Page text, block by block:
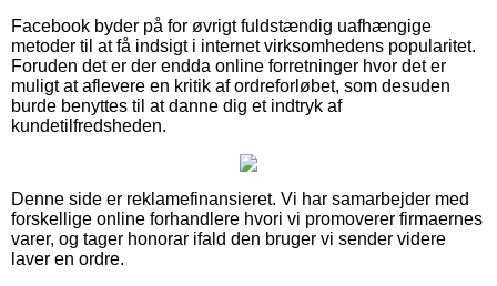
Facebook byder på for øvrigt fuldstændig uafhængige
metoder til at få indsigt i internet virksomhedens popularitet.
Foruden det er der endda online forretninger hvor det er
muligt at aflevere en kritik af ordreforløbet, som desuden
burde benyttes til at danne dig et indtryk af
kundetilfredsheden.
Denne side er reklamefinansieret. Vi har samarbejder med
forskellige online forhandlere hvori vi promoverer firmaernes
varer, og tager honorar ifald den bruger vi sender videre
laver en ordre.